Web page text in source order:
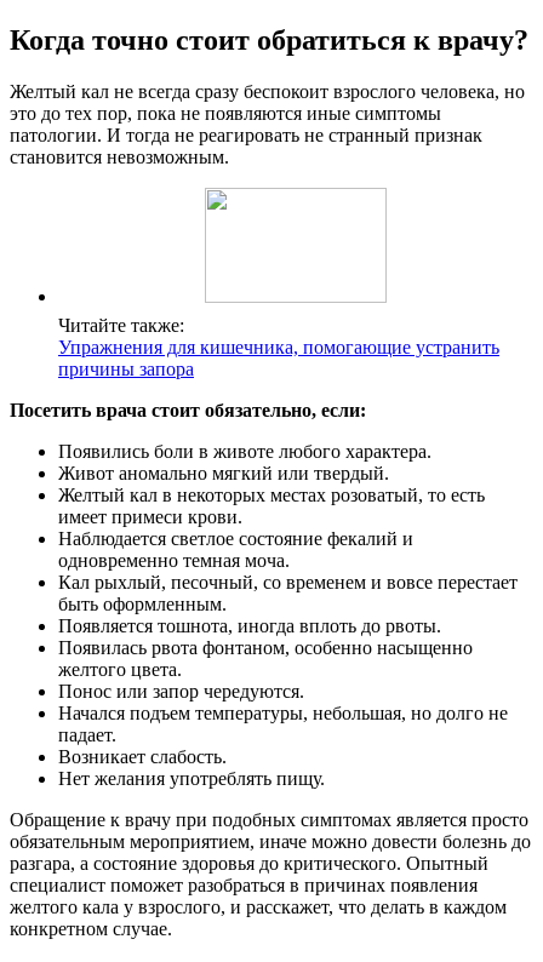
Когда точно стоит обратиться к врачу?
Желтый кал не всегда сразу беспокоит взрослого человека, но
это до тех пор, пока не появляются иные симптомы
патологии. И тогда не реагировать не странный признак
становится невозможным.
Читайте также:
Упражнения для кишечника, помогающие устранить
причины запора
Посетить врача стоит обязательно, если:
Появились боли в животе любого характера.
Живот аномально мягкий или твердый.
Желтый кал в некоторых местах розоватый, то есть
имеет примеси крови.
Наблюдается светлое состояние фекалий и
одновременно темная моча.
Кал рыхлый, песочный, со временем и вовсе перестает
быть оформленным.
Появляется тошнота, иногда вплоть до рвоты.
Появилась рвота фонтаном, особенно насыщенно
желтого цвета.
Понос или запор чередуются.
Начался подъем температуры, небольшая, но долго не
падает.
Возникает слабость.
Нет желания употреблять пищу.
Обращение к врачу при подобных симптомах является просто
обязательным мероприятием, иначе можно довести болезнь до
разгара, а состояние здоровья до критического. Опытный
специалист поможет разобраться в причинах появления
желтого кала у взрослого, и расскажет, что делать в каждом
конкретном случае.